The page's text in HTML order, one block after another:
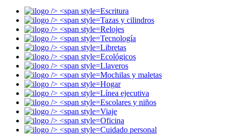
Escritura
Tazas y cilindros
Relojes
Tecnología
Libretas
Ecológicos
Llaveros
Mochilas y maletas
Hogar
Línea ejecutiva
Escolares y niños
Viaje
Oficina
Cuidado personal